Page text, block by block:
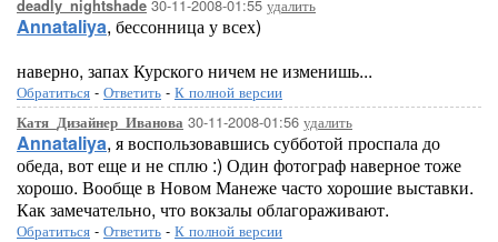
deadly_nightshade 30-11-2008-01:55 удалить
Annataliya, бессонница у всех)
наверно, запах Курского ничем не изменишь...
Обратиться - Ответить - К полной версии
Катя_Дизайнер_Иванова 30-11-2008-01:56 удалить
Annataliya, я воспользовавшись субботой проспала до
обеда, вот еще и не сплю :) Один фотограф наверное тоже
хорошо. Вообще в Новом Манеже часто хорошие выставки.
Как замечательно, что вокзалы облагораживают.
Обратиться - Ответить - К полной версии